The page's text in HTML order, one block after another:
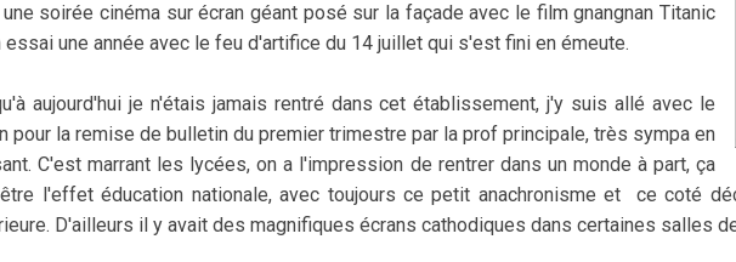
soirée cinéma sur écran géant posé sur la façade avec le film gnangnan Titanic
essai une année avec le feu d'artifice du 14 juillet qui s'est fini en émeute.
aujourd'hui je n'étais jamais rentré dans cet établissement, j'y suis allé avec le
pour la remise de bulletin du premier trimestre par la prof principale, très sympa en
C'est marrant les lycées, on a l'impression de rentrer dans un monde à part, ça
l'effet éducation nationale, avec toujours ce petit anachronisme et ce coté
D'ailleurs il y avait des magnifiques écrans cathodiques dans certaines salles